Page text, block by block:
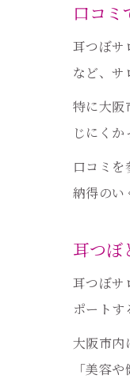
口コミ
耳つぼサ
など、サ
特に大阪
じにく
口コミ
納得のい
耳つぼ
耳つぼサ
ポート
大阪市内
「美容